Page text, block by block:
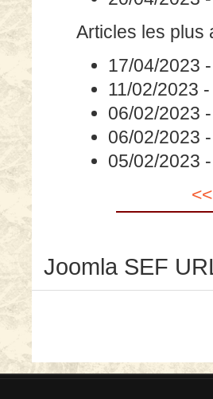
Articles les plus
17/04/2023
11/02/2023
06/02/2023
06/02/2023
05/02/2023
Joomla SEF